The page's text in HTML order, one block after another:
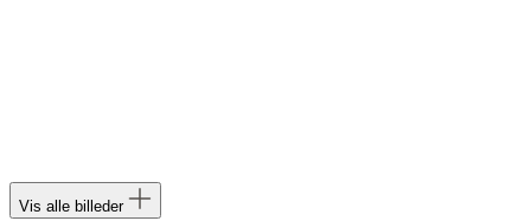
Vis alle billeder